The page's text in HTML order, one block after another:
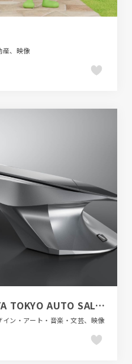
産、映像
EMBRYO | MODELLISTA TOKYO AUTO SALON 2025
ン・アート・音楽・文芸、映像